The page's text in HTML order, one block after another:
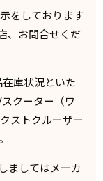
をしております
、お問合せくだ
庫状況といた
クーター（ワ
ストクルーザー
ましてはメーカ